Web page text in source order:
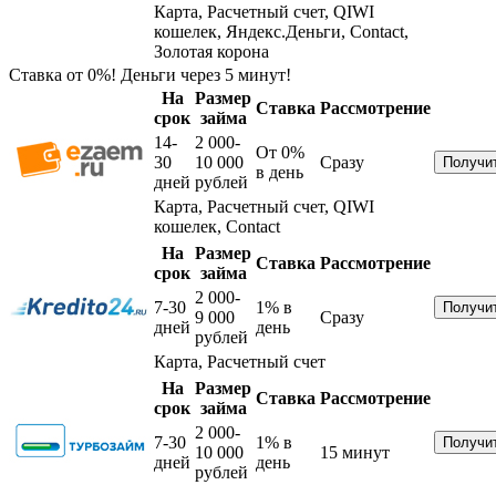
Карта, Расчетный счет, QIWI
кошелек, Яндекс.Деньги, Contact,
Золотая корона
Ставка от 0%! Деньги через 5 минут!
На
срок
Размер
займа
Ставка Рассмотрение
14-
30
дней
2 000-
10 000
рублей
От 0%
в день
Сразу
Карта, Расчетный счет, QIWI
кошелек, Contact
На
срок
Размер
займа
Ставка Рассмотрение
7-30
дней
2 000-
9 000
рублей
1% в
день
Сразу
Карта, Расчетный счет
На
срок
Размер
займа
Ставка Рассмотрение
7-30
дней
2 000-
10 000
рублей
1% в
день
15 минут